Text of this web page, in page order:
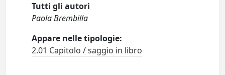
Tutti gli autori
Paola Brembilla
Appare nelle tipologie:
2.01 Capitolo / saggio in libro